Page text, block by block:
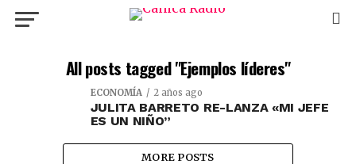
All posts tagged "Ejemplos líderes"
ECONOMÍA 2 años ago
JULITA BARRETO RE-LANZA «MI JEFE
ES UN NIÑO”
MORE POSTS